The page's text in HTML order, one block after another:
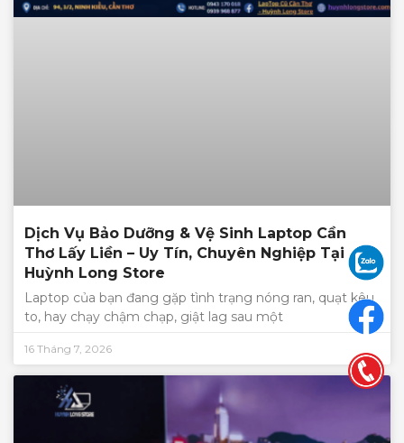
Dịch Vụ Bảo Dưỡng & Vệ Sinh Laptop Cần
Thơ Lấy Liền – Uy Tín, Chuyên Nghiệp Tại
Huỳnh Long Store
Laptop của bạn đang gặp tình trạng nóng ran, quạt kêu
to, hay chạy chậm chạp, giật lag sau một
16 Tháng 7, 2026